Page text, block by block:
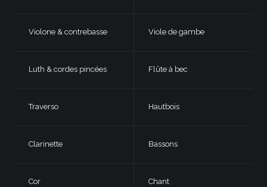
Violone & contrebasse Viole de gambe
Luth & cordes pincées Flûte à bec
Traverso Hautbois
Clarinette Bassons
Cor Chant